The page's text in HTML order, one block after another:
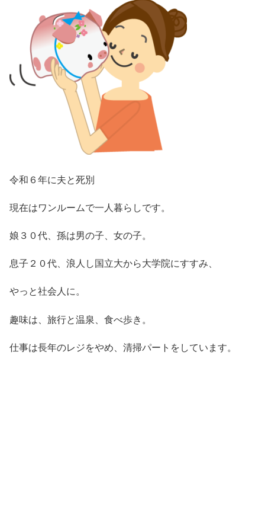
令和６年に夫と死別
現在はワンルームで一人暮らしです。
娘３０代、孫は男の子、女の子。
息子２０代、浪人し国立大から大学院にすすみ、
やっと社会人に。
趣味は、旅行と温泉、食べ歩き。
仕事は長年のレジをやめ、清掃パートをしています。